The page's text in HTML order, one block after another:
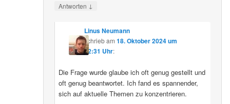
Antworten ↓
Linus Neumann
schriebam 18. Oktober 2024 um
12:31 Uhr:
Die Frage wurde glaube ich oft genug gestellt und
oft genug beantwortet. Ich fand es spannender,
sich auf aktuelle Themen zu konzentrieren.